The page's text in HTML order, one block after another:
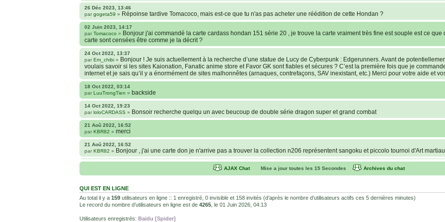
26 Déc 2023, 13:46
par gogeta59 » Répoinse tardive Tomacoco, mais est-ce que tu n'as pas acheter une réédition de cette Hondan ?
02 Juin 2023, 14:17
par Tomacoco » Bonjour j'ai commandé la carte cardass hondan 151 série 20 , je trouve la carte vraiment très fine est souple est ce que
carte sont censées être comme je la décrit ?
24 Oct 2022, 13:37
par Em_chibi » Bonjour ! Je suis actuellement à la recherche d’une statue de Lucy de Cyberpunk : Edgerunners. Avant de
voulais savoir si les sites Kaionation, Fanatic anime store et Favor GK sont fiables et sécures ? C’est la première fois que je
internet et je sais qu’il y a énormément de sites malhonnêtes (arnaques, contrefaçons, SAV inexistant, etc.) Merci pour votre aide et
18 Oct 2022, 03:14
par LuuTrongTien » backside
14 Oct 2022, 19:23
par loloCARDASS » Bonsoir recherche quelqu un avec beucoup de double série dragon super et grand combat
21 Aoû 2022, 16:52
par KBR82 » merci
21 Aoû 2022, 16:52
par KBR82 » Bonjour , j'ai une carte don je n'arrive pas a trouver la collection n206 représentent sangoku et piccolo tournoi d'Art
Hi guys, I'm downloading the HD versions of the cards, but the corners of the cards have the website name on them.
how to remove it?
22 Avr 2022, 22:55
parjuju93100»@Yasuke c'est pour le jeu. Les Super Battle se jouent comme une bataille. Si chacun des joueurs sort une carte Power
ensuite le chiffre dessous pour savoir qui remporte la manche. Si encore égalité, il faudra voir au dos si je ne dis pas de bêtises.
08 Fév 2022, 19:31
AJAX Chat Mise a jour toutes les15 Secondes Archives du chat
QUI EST EN LIGNE
Au total il y a 159 utilisateurs en ligne :: 1 enregistré, 0 invisible et 158 invités (d’après le nombre d’utilisateurs actifs ces 5 dernières minutes)
Le record du nombre d’utilisateurs en ligne est de 4265 , le 01 Juin 2026, 04:13
Utilisateurs enregistrés: Baidu [Spider]